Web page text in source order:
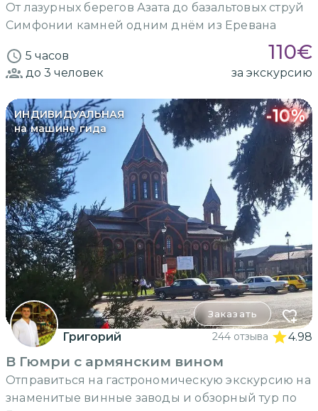
От лазурных берегов Азата до базальтовых струй
Симфонии камней одним днём из Еревана
5 часов 110€
до 3 человек за экскурсию
ИНДИВИДУАЛЬНАЯ
на машине гида
-10%
Заказать
Григорий 244 отзыва 4.98
В Гюмри с армянским вином
Отправиться на гастрономическую экскурсию на
знаменитые винные заводы и обзорный тур по